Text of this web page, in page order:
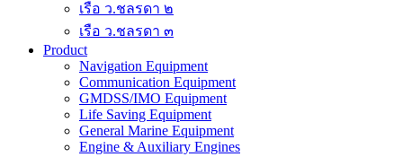
เรือ ว.ชลรดา ๒
เรือ ว.ชลรดา ๓
Product
Navigation Equipment
Communication Equipment
GMDSS/IMO Equipment
Life Saving Equipment
General Marine Equipment
Engine & Auxiliary Engines